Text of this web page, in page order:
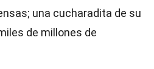
una cucharadita de su
de millones de